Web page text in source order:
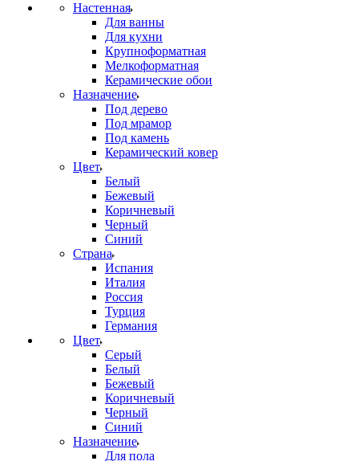
Настенная
Для ванны
Для кухни
Крупноформатная
Мелкоформатная
Керамические обои
Назначение
Под дерево
Под мрамор
Под камень
Керамический ковер
Цвет
Белый
Бежевый
Коричневый
Черный
Синий
Страна
Испания
Италия
Россия
Турция
Германия
Цвет
Серый
Белый
Бежевый
Коричневый
Черный
Синий
Назначение
Для пола